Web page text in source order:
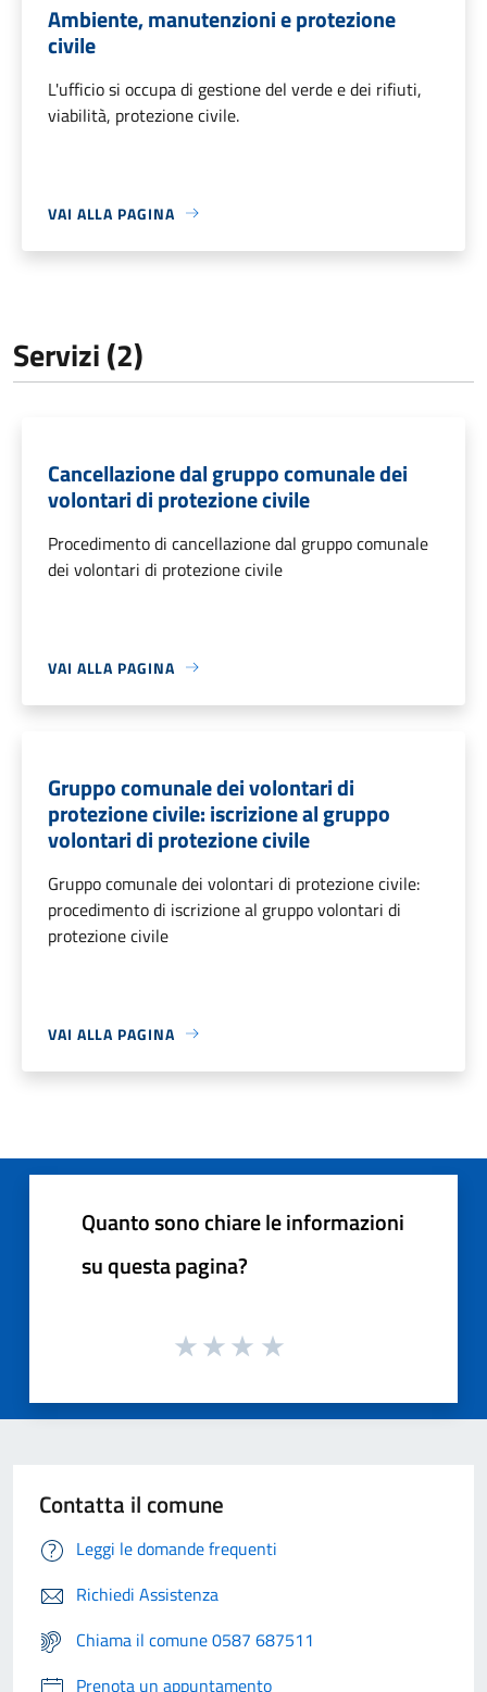
Ambiente, manutenzioni e protezione
civile
L'ufficio si occupa di gestione del verde e dei rifiuti,
viabilità, protezione civile.
VAI ALLA PAGINA
Servizi (2)
Cancellazione dal gruppo comunale dei
volontari di protezione civile
Procedimento di cancellazione dal gruppo comunale
dei volontari di protezione civile
VAI ALLA PAGINA
Gruppo comunale dei volontari di
protezione civile: iscrizione al gruppo
volontari di protezione civile
Gruppo comunale dei volontari di protezione civile:
procedimento di iscrizione al gruppo volontari di
protezione civile
VAI ALLA PAGINA
Quanto sono chiare le informazioni
su questa pagina?
Contatta il comune
Leggi le domande frequenti
Richiedi Assistenza
Chiama il comune 0587 687511
Prenota un appuntamento